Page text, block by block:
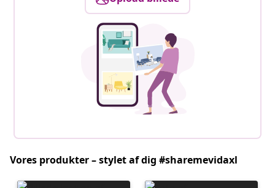
Vores produkter – stylet af dig #sharemevidaxl